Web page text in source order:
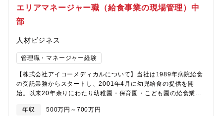
において、配下メンバーが全工程を確実に実行するための管理が
できる方・「100点が当たり前」である給与計算の重圧に耐えられ
エリアマネージャー職（給食事業の現場管理）中
部
人材ビジネス
管理職・マネージャー経験
【株式会社アイコーメディカルについて】当社は1989年病院給食
の受託業務からスタートし、2001年4月に幼児給食の提供を開
始。以来20年余りにわたり幼稚園・保育園・こども園の給食業務
どもたちの目線に寄り添って、美味しく温かく見た目にもきれい
年収 500万円～700万円